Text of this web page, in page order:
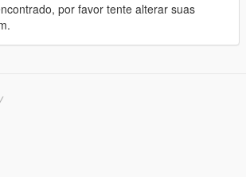
por favor tente alterar suas